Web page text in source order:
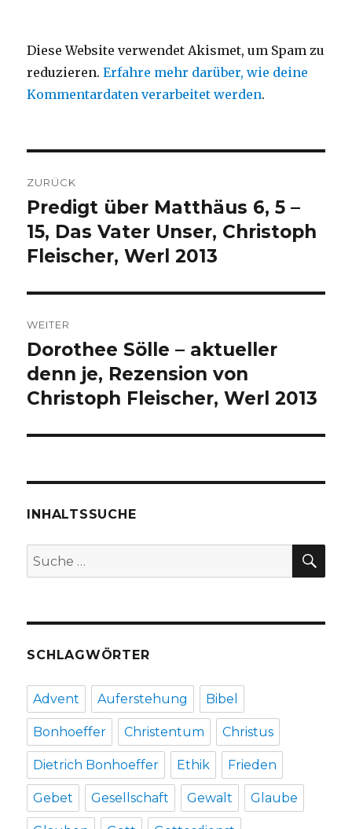
Diese Website verwendet Akismet, um Spam zu
reduzieren.Erfahre mehr darüber, wie deine
Kommentardaten verarbeitet werden.
ZURÜCK
Vorheriger
Beitrag:
Predigt über Matthäus 6, 5 –
15, Das Vater Unser, Christoph
Fleischer, Werl 2013
WEITER
Nächster
Beitrag:
Dorothee Sölle – aktueller
denn je, Rezension von
Christoph Fleischer, Werl 2013
INHALTSSUCHE
Suche
nach:
SCHLAGWÖRTER
Advent Auferstehung Bibel
Bonhoeffer Christentum Christus
Dietrich Bonhoeffer Ethik Frieden
Gebet Gesellschaft Gewalt Glaube